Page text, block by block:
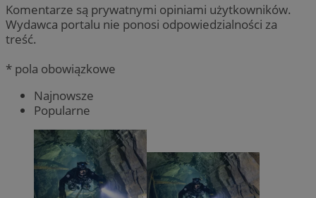
Komentarze są prywatnymi opiniami użytkowników.
Wydawca portalu nie ponosi odpowiedzialności za
treść.
* pola obowiązkowe
Najnowsze
Popularne